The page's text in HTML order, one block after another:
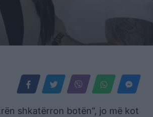
shkatërron botën”, jo më kot